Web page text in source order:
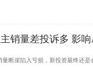
销量差投诉多 影
断崖陷入亏损，新投资最终还是